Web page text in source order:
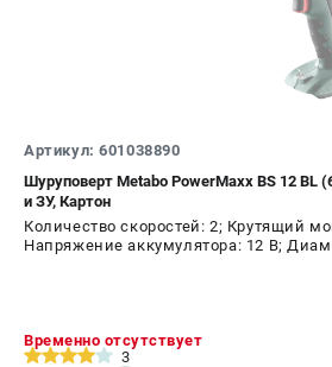
Артикул: 601038890
Шуруповерт Metabo PowerMaxx BS 12 BL
и ЗУ, Картон
Количество скоростей: 2; Крутящий
Напряжение аккумулятора: 12 В;
Временно отсутствует
3